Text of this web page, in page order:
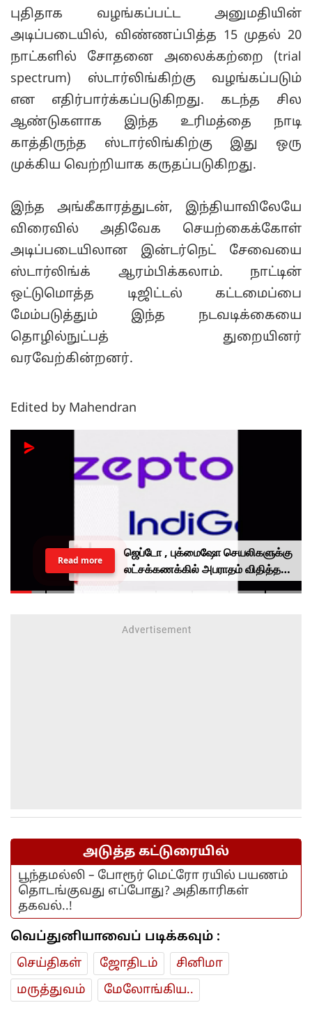
புதிதாக வழங்கப்பட்ட அனுமதியின்
அடிப்படையில், விண்ணப்பித்த 15 முதல் 20
நாட்களில் சோதனை அலைக்கற்றை (trial
spectrum) ஸ்டார்லிங்கிற்கு வழங்கப்படும்
என எதிர்பார்க்கப்படுகிறது. கடந்த சில
ஆண்டுகளாக இந்த உரிமத்தை நாடி
காத்திருந்த ஸ்டார்லிங்கிற்கு இது ஒரு
முக்கிய வெற்றியாக கருதப்படுகிறது.
இந்த அங்கீகாரத்துடன், இந்தியாவிலேயே
விரைவில் அதிவேக செயற்கைக்கோள்
அடிப்படையிலான இன்டர்நெட் சேவையை
ஸ்டார்லிங்க் ஆரம்பிக்கலாம். நாட்டின்
ஒட்டுமொத்த டிஜிட்டல் கட்டமைப்பை
மேம்படுத்தும் இந்த நடவடிக்கையை
தொழில்நுட்பத் துறையினர்
வரவேற்கின்றனர்.
Edited by Mahendran
ஜெப்டோ , புக்மைஷோ செயலிகளுக்கு
லட்சக்கணக்கில் அபராதம் விதித்த
மத்திய அரசு.. என்ன காரணம்?
Read more
அடுத்த கட்டுரையில்
பூந்தமல்லி – போரூர் மெட்ரோ ரயில் பயணம்
தொடங்குவது எப்போது? அதிகாரிகள்
தகவல்..!
வெப்துனியாவைப் படிக்கவும் :
செய்திகள் ஜோ‌திட‌ம்
சினிமா
மரு‌த்துவ‌ம்
மேலோங்கிய..